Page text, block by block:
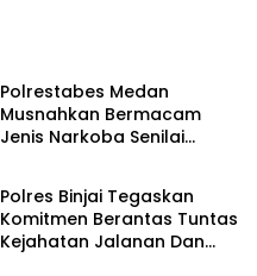
Polrestabes Medan
Musnahkan Bermacam
Jenis Narkoba Senilai
Internasional
Hukum & Kriminal
Polres Binjai Tegaskan
Komitmen Berantas Tuntas
Kejahatan Jalanan Dan
Hukum & Kriminal